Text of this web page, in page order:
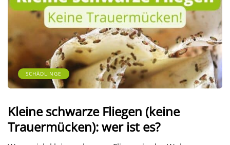
SCHÄDLINGE
Kleine schwarze Fliegen (keine
Trauermücken): wer ist es?